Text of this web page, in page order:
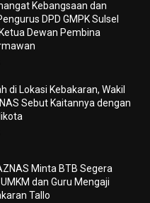
Kebangsaan dan
DPD GMPK Sulsel
Dewan Pembina
di Lokasi Kebakaran, Wakil
Sebut Kaitannya dengan
Minta BTB Segera
dan Guru Mengaji
Tallo